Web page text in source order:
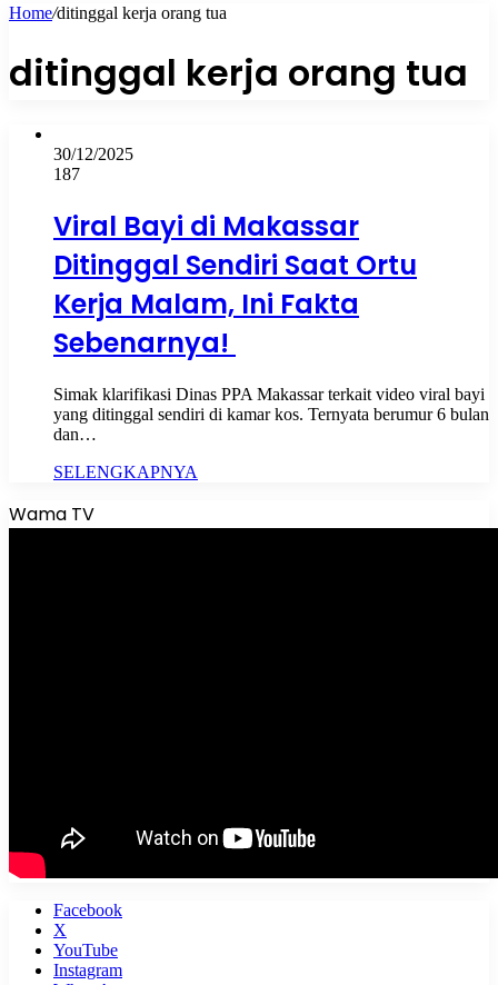
Home/ditinggal kerja orang tua
ditinggal kerja orang tua
30/12/2025
187
Viral Bayi di Makassar
Ditinggal Sendiri Saat Ortu
Kerja Malam, Ini Fakta
Sebenarnya!
Simak klarifikasi Dinas PPA Makassar terkait video viral bayi
yang ditinggal sendiri di kamar kos. Ternyata berumur 6 bulan
dan…
SELENGKAPNYA
Wama TV
Facebook
X
YouTube
Instagram